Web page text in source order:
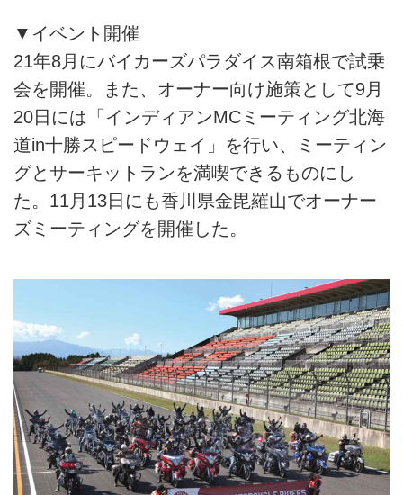
▼イベント開催
21年8月にバイカーズパラダイス南箱根で試乗
会を開催。また、オーナー向け施策として9月
20日には「インディアンMCミーティング北海
道in十勝スピードウェイ」を行い、ミーティン
グとサーキットランを満喫できるものにし
た。11月13日にも香川県金毘羅山でオーナー
ズミーティングを開催した。